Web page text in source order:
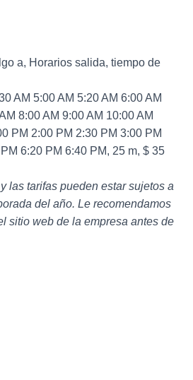
a, Horarios salida, tiempo de
AM 5:00 AM 5:20 AM 6:00 AM
8:00 AM 9:00 AM 10:00 AM
PM 2:00 PM 2:30 PM 3:00 PM
6:20 PM 6:40 PM, 25 m, $ 35
las tarifas pueden estar sujetos a
del año. Le recomendamos
sitio web de la empresa antes de